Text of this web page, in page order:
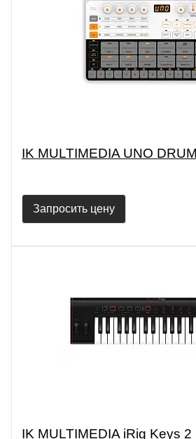
IK MULTIMEDIA UNO DRUM
Запросить цену
IK MULTIMEDIA iRig Keys 2